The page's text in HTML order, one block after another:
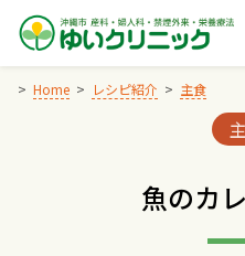
Skip
content
Home レシピ紹介 主食
魚のカ